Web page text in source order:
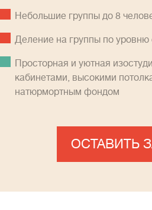
Небольшие группы до 8
Деление на группы по уровню
Просторная и уютная
кабинетами, высокими
натюрмортным фондом
ОСТАВИТЬ